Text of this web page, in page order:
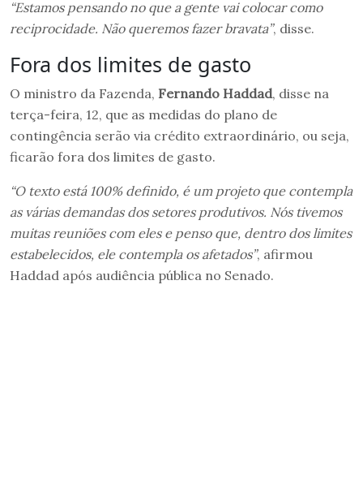
“Estamos pensando no que a gente vai colocar como
reciprocidade. Não queremos fazer bravata”, disse.
Fora dos limites de gasto
O ministro da Fazenda, Fernando Haddad, disse na
terça-feira, 12, que as medidas do plano de
contingência serão via crédito extraordinário, ou seja,
ficarão fora dos limites de gasto.
“O texto está 100% definido, é um projeto que contempla
as várias demandas dos setores produtivos. Nós tivemos
muitas reuniões com eles e penso que, dentro dos limites
estabelecidos, ele contempla os afetados”, afirmou
Haddad após audiência pública no Senado.